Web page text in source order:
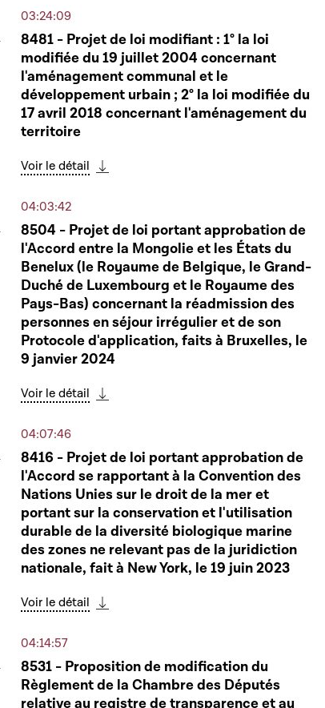
03:24:09
8481 - Projet de loi modifiant : 1° la loi
modifiée du 19 juillet 2004 concernant
l'aménagement communal et le
développement urbain ; 2° la loi modifiée du
17 avril 2018 concernant l'aménagement du
territoire
Voir le détail
Play
04:03:42
8504 - Projet de loi portant approbation de
l'Accord entre la Mongolie et les États du
Benelux (le Royaume de Belgique, le Grand-
Duché de Luxembourg et le Royaume des
Pays-Bas) concernant la réadmission des
personnes en séjour irrégulier et de son
Protocole d'application, faits à Bruxelles, le
9 janvier 2024
Voir le détail
Play
04:07:46
8416 - Projet de loi portant approbation de
l'Accord se rapportant à la Convention des
Nations Unies sur le droit de la mer et
portant sur la conservation et l'utilisation
durable de la diversité biologique marine
des zones ne relevant pas de la juridiction
nationale, fait à New York, le 19 juin 2023
Voir le détail
Play
04:14:57
8531 - Proposition de modification du
Règlement de la Chambre des Députés
relative au registre de transparence et au
Play